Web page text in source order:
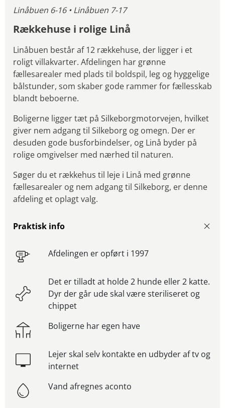
Linåbuen 6-16 • Linåbuen 7-17
Rækkehuse i rolige Linå
Linåbuen består af 12 rækkehuse, der ligger i et
roligt villakvarter. Afdelingen har grønne
fællesarealer med plads til boldspil, leg og hyggelige
bålstunder, som skaber gode rammer for fællesskab
blandt beboerne.
Boligerne ligger tæt på Silkeborgmotorvejen, hvilket
giver nem adgang til Silkeborg og omegn. Der er
desuden gode busforbindelser, og Linå byder på
rolige omgivelser med nærhed til naturen.
Søger du et rækkehus til leje i Linå med grønne
fællesarealer og nem adgang til Silkeborg, er denne
afdeling et oplagt valg.
Praktisk info
Afdelingen er opført i 1997
Det er tilladt at holde 2 hunde eller 2 katte.
Dyr der går ude skal være steriliseret og
chippet
Boligerne har egen have
Lejer skal selv kontakte en udbyder af tv og
internet
Vand afregnes aconto